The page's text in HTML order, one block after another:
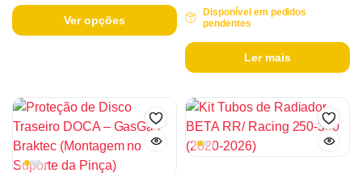
Ver opções
Disponível em pedidos
pendentes
Ler mais